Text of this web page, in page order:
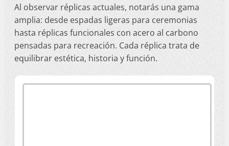
Al observar réplicas actuales, notarás una gama
amplia: desde espadas ligeras para ceremonias
hasta réplicas funcionales con acero al carbono
pensadas para recreación. Cada réplica trata de
equilibrar estética, historia y función.